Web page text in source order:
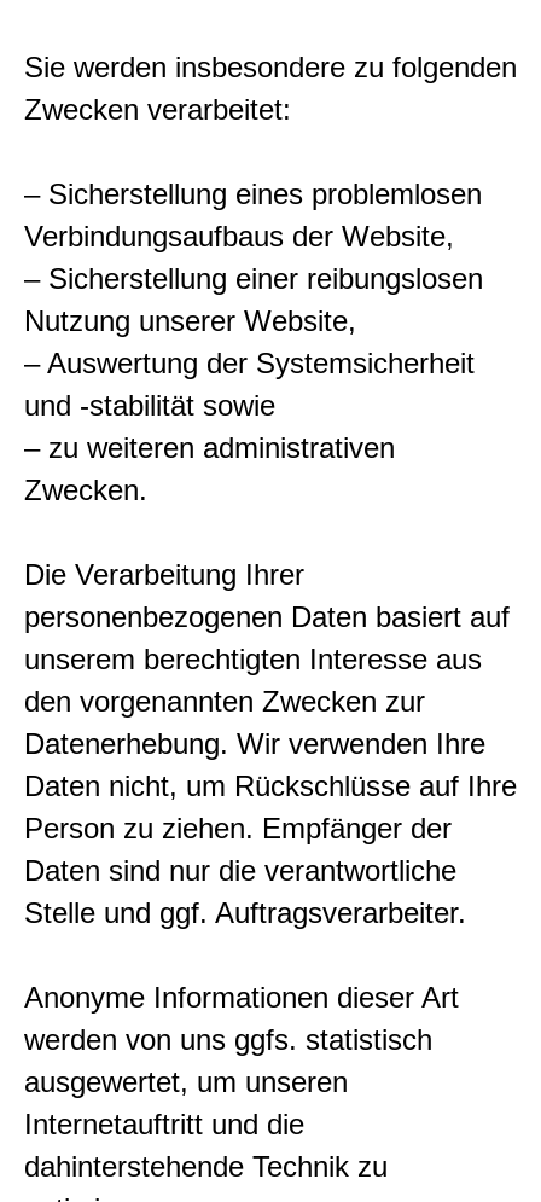
Sie werden insbesondere zu folgenden
Zwecken verarbeitet:
– Sicherstellung eines problemlosen
Verbindungsaufbaus der Website,
– Sicherstellung einer reibungslosen
Nutzung unserer Website,
– Auswertung der Systemsicherheit
und -stabilität sowie
– zu weiteren administrativen
Zwecken.
Die Verarbeitung Ihrer
personenbezogenen Daten basiert auf
unserem berechtigten Interesse aus
den vorgenannten Zwecken zur
Datenerhebung. Wir verwenden Ihre
Daten nicht, um Rückschlüsse auf Ihre
Person zu ziehen. Empfänger der
Daten sind nur die verantwortliche
Stelle und ggf. Auftragsverarbeiter.
Anonyme Informationen dieser Art
werden von uns ggfs. statistisch
ausgewertet, um unseren
Internetauftritt und die
dahinterstehende Technik zu